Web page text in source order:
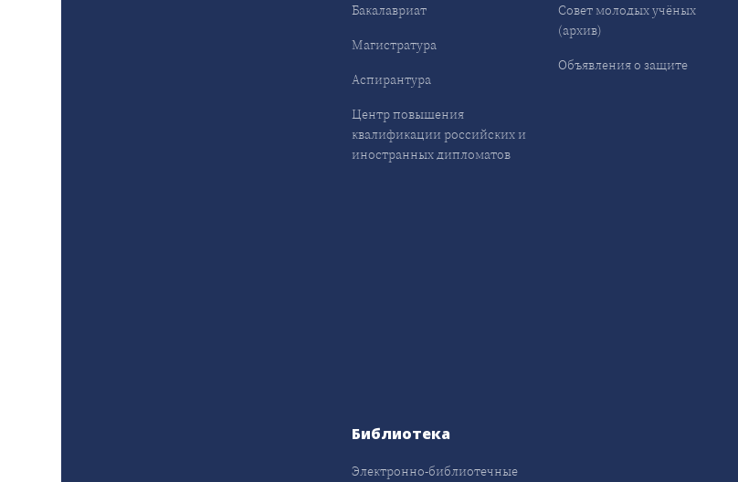
Бакалавриат
Магистратура
Аспирантура
Центр повышения
квалификации российских и
иностранных дипломатов
Совет молодых учёных
(архив)
Объявления о защите
Библиотека
Электронно-библиотечные